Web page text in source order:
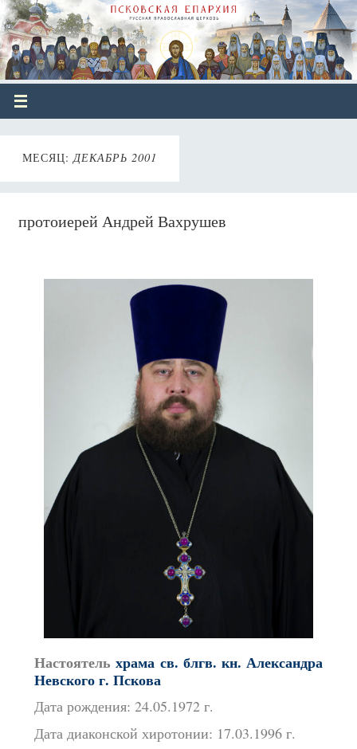
МЕСЯЦ:ДЕКАБРЬ 2001
протоиерей Андрей Вахрушев
Настоятель храма св. блгв. кн. Александра
Невского г. Пскова
Дата рождения: 24.05.1972 г.
Дата диаконской хиротонии: 17.03.1996 г.